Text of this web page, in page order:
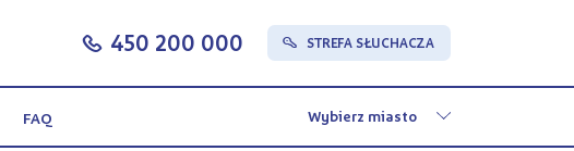
FAQ
c 450 200 000 s STREFA SŁUCHACZA